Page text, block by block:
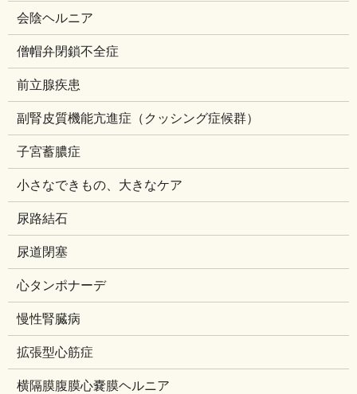
会陰ヘルニア
僧帽弁閉鎖不全症
前立腺疾患
副腎皮質機能亢進症（クッシング症候群）
子宮蓄膿症
小さなできもの、大きなケア
尿路結石
尿道閉塞
心タンポナーデ
慢性腎臓病
拡張型心筋症
横隔膜腹膜心嚢膜ヘルニア